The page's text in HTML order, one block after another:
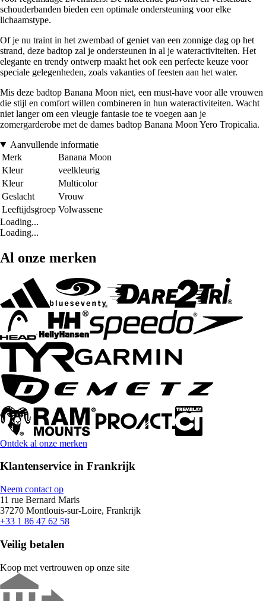
schouderbanden bieden een optimale ondersteuning voor elke
lichaamstype.
Of je nu traint in het zwembad of geniet van een zonnige dag op het
strand, deze badtop zal je ondersteunen in al je wateractiviteiten. Het
elegante en trendy ontwerp maakt het ook een perfecte keuze voor
speciale gelegenheden, zoals vakanties of feesten aan het water.
Mis deze badtop Banana Moon niet, een must-have voor alle vrouwen
die stijl en comfort willen combineren in hun wateractiviteiten. Wacht
niet langer om een vleugje fantasie toe te voegen aan je
zomergarderobe met de dames badtop Banana Moon Yero Tropicalia.
Aanvullende informatie
Merk
Banana Moon
Kleur
veelkleurig
Kleur
Multicolor
Geslacht
Vrouw
Leeftijdsgroep Volwassene
Loading...
Loading...
Al onze merken
Ontdek al onze merken
Klantenservice in Frankrijk
Neem contact op
11 rue Bernard Maris
37270 Montlouis-sur-Loire, Frankrijk
+33 1 86 47 62 58
Veilig betalen
Koop met vertrouwen op onze site